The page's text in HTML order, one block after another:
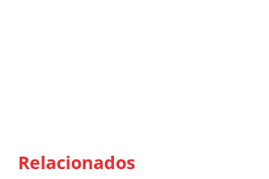
Relacionados